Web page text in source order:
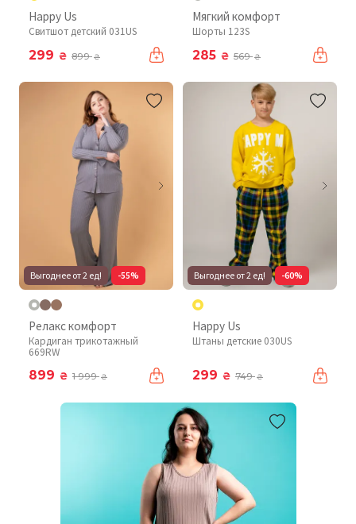
Happy Us
Свитшот детский 031US
299 ₴ 899₴
Мягкий комфорт
Шорты 123S
285 ₴ 569₴
Выгоднее от 2 ед! -55%
Релакс комфорт
Кардиган трикотажный
669RW
899 ₴ 1 999₴
Выгоднее от 2 ед! -60%
Happy Us
Штаны детские 030US
299 ₴ 749₴